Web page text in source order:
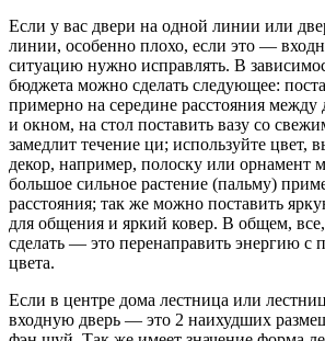
Если у вас двери на одной линии или
линии, особенно плохо, если это —
ситуацию нужно исправлять. В
бюджета можно сделать следующее:
примерно на середине расстояния
и окном, на стол поставить вазу со
замедлит течение ци; используйте цвет,
декор, например, полоску или орнамент
большое сильное растение (пальму)
расстояния; так же можно поставить
для общения и яркий ковер. В общем,
сделать — это перенаправить энергию
цвета.
Если в центре дома лестница или
входную дверь — это 2 наихудших